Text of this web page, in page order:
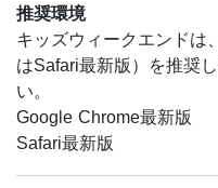
推奨環境
キッズウィークエンドは
はSafari最新版）を推奨
い。
Google Chrome最新版
Safari最新版